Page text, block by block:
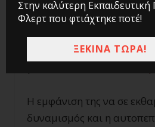
ελκυστικός και τώρα
«προπονείσαι»
θα αναρωτιέσαι πως να
πολύ
Η εμφάνιση της να σε
δυναμισμός και η
Στην καλύτερη
Φλερτ που φτιάχτηκε ποτέ!
ΞΕΚΙΝΑ ΤΩΡΑ!